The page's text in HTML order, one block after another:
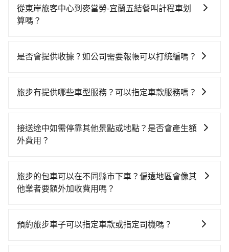
時不需要閉目養神（因為要自己開車），最重要的是你
當天就要來回，那在基隆路邊可隨租隨借的iRent應該是
旅客中心到麥當勞-宜蘭五結餐的花費預估為
時40元路邊停車費用預估進去，但額外的汽車保險與可
差的車款，如果人數超過四位，更是沒有較大的七人座
或九人座可供選擇，而且無人租車最令人詬病的就是車
樣。另外，偶爾也會遇到明明已經預約了時間但上一位
用戶卻遲遲尚未歸還，又或者要還車時卻偏偏找不到停
使用時還是有其區域的限制，實際可停靠的地點與你的
從東岸旅客中心到麥當勞-宜蘭五結餐叫計程車划
算嗎？
灣大車隊、Uber和Yoxi，如果在路邊攔不到車，也可考
計算，價格約為1,765~2,100元間，若改選tripool的專
北的0.9%，其叫車的難度是雙北市的120倍。綜合以
上，無論在價格或服務品質上，tripool都是你從東岸旅
是否會提供收據？如公司需要報帳可以打統編嗎？
旅行業代收轉付電子收據，如果公司需要報公帳，在預
帳，完全符合台灣的法律規範。
旅步有提供哪些車型服務？可以指定車款服務嗎？
指定車款服務的需求，可以先將您的需先提供旅步，會
有專人回覆您。
接送途中如需停靠其他景點或地點？是否會產生額
外費用？
靠，您可以參考我們的「加點服務」，每個點距離在 5
公里內，需額外支付 200 元，且每個點最多停留 5 分
外支付費用。
旅步的包車可以在不同縣市下車？偏遠地區會像其
他業者要額外加收費用嗎？
於偏遠地區，我們提供的價格已經包含了所有基本的費
預約旅步車子可以指定車款或指定司機嗎？